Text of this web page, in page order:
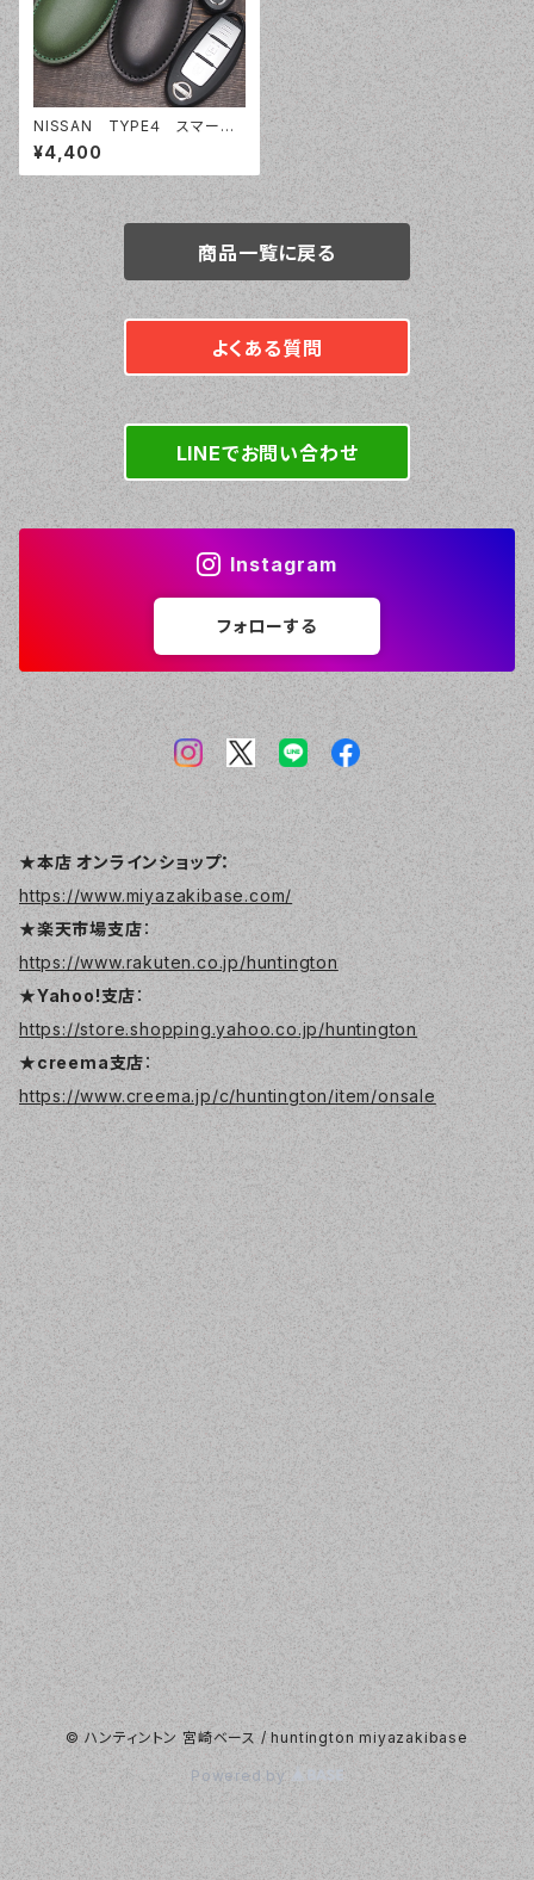
NISSAN TYPE４ スマート
キーケース スマートキーカバ
ー オーダーメイド 本革レザ
ー ニッサン 日産 インテリジェ
ントキー
¥4,400
商品一覧に戻る
よくある質問
LINEでお問い合わせ
Instagram
フォローする
★本店 オンラインショップ：
https://www.miyazakibase.com/
★楽天市場支店：
https://www.rakuten.co.jp/huntington
★Yahoo!支店：
https://store.shopping.yahoo.co.jp/huntington
★creema支店：
https://www.creema.jp/c/huntington/item/onsale
© ハンティントン 宮崎ベース / huntington miyazakibase
Powered by